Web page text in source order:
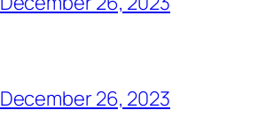
December 26, 2023